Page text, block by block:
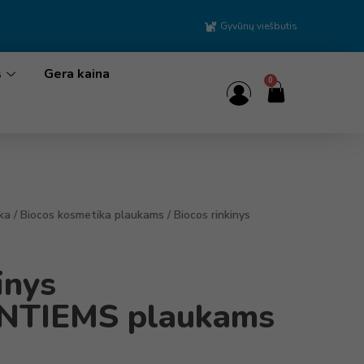
Gyvūnų viešbutis
Gera kaina
0
/ Biocos kosmetika plaukams / Biocos rinkinys
plaukams